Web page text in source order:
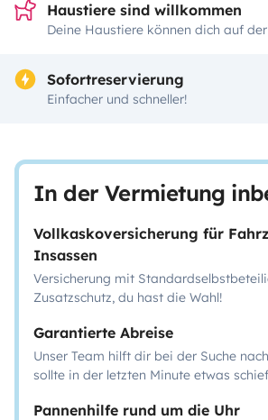
Haustiere sind willkommen
Deine Haustiere können dich auf
Sofortreservierung
Einfacher und schneller!
In der Vermietung
Vollkaskoversicherung für
Insassen
Versicherung mit
Zusatzschutz, du hast die Wahl!
Garantierte Abreise
Unser Team hilft dir bei der Suche
sollte in der letzten Minute etwas
Pannenhilfe rund um die Uhr